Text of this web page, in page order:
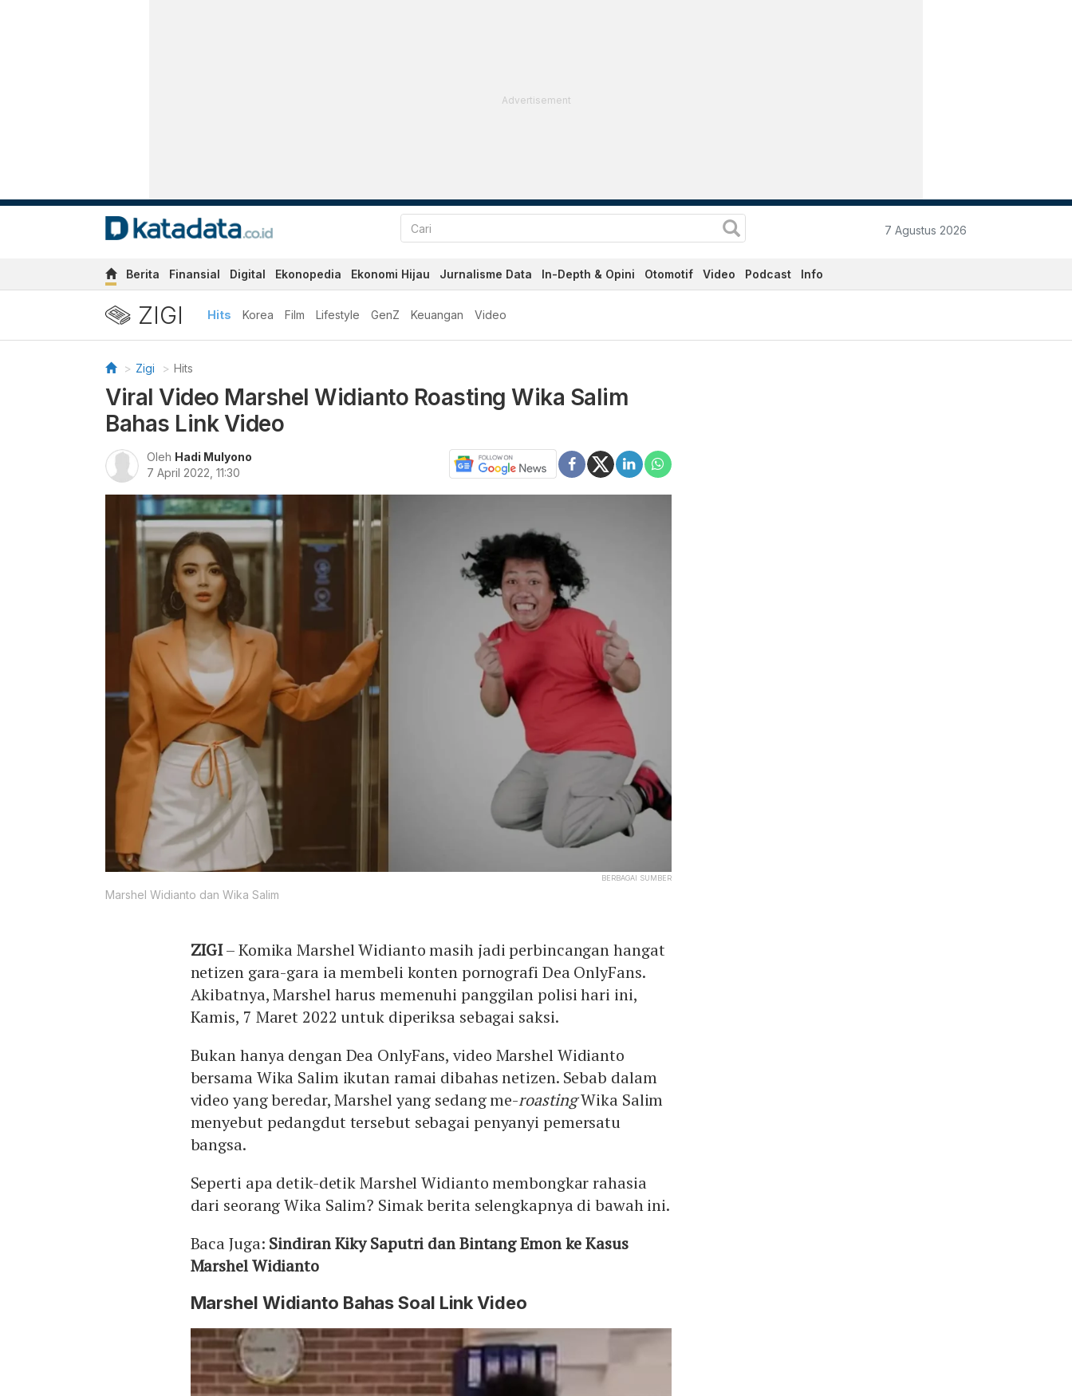
Advertisement
7 Agustus 2026
Berita Finansial Digital Ekonopedia Ekonomi Hijau Jurnalisme Data In-Depth & Opini Otomotif Video Podcast Info
ZIGI Hits Korea Film Lifestyle GenZ Keuangan Video
Zigi Hits
Viral Video Marshel Widianto Roasting Wika Salim
Bahas Link Video
Oleh Hadi Mulyono
7 April 2022, 11:30
BERBAGAI SUMBER
Marshel Widianto dan Wika Salim
ZIGI– Komika Marshel Widianto masih jadi perbincangan hangat
netizen gara-gara ia membeli konten pornografi Dea OnlyFans.
Akibatnya, Marshel harus memenuhi panggilan polisi hari ini,
Kamis, 7 Maret 2022 untuk diperiksa sebagai saksi.
Bukan hanya dengan Dea OnlyFans, video Marshel Widianto
bersama Wika Salim ikutan ramai dibahas netizen. Sebab dalam
video yang beredar, Marshel yang sedang me-roastingWika Salim
menyebut pedangdut tersebut sebagai penyanyi pemersatu
bangsa.
Seperti apa detik-detik Marshel Widianto membongkar rahasia
dari seorang Wika Salim? Simak berita selengkapnya di bawah ini.
Baca Juga: Sindiran Kiky Saputri dan Bintang Emon ke Kasus
Marshel Widianto
Marshel Widianto Bahas Soal Link Video